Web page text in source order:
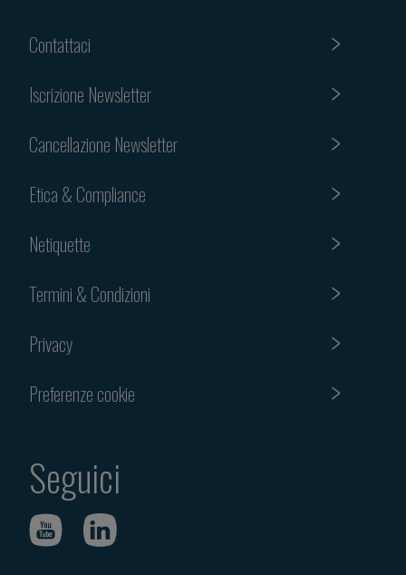
Contattaci
Iscrizione Newsletter
Cancellazione Newsletter
Etica & Compliance
Netiquette
Termini & Condizioni
Privacy
Preferenze cookie
Seguici